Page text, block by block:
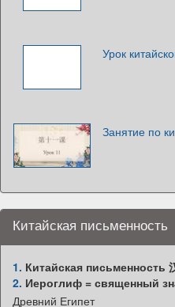
Урок
Занятие по
Китайская письменность
1. Китайская письменность
2. Иероглиф = священный
Древний Египет